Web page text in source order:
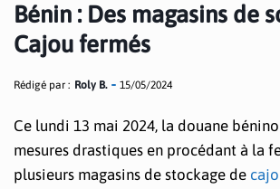
Bénin : Des magasins de
Cajou fermés
Rédigé par : Roly B. 15/05/2024
Ce lundi 13 mai 2024, la douane
mesures drastiques en procédant à la
plusieurs magasins de stockage de